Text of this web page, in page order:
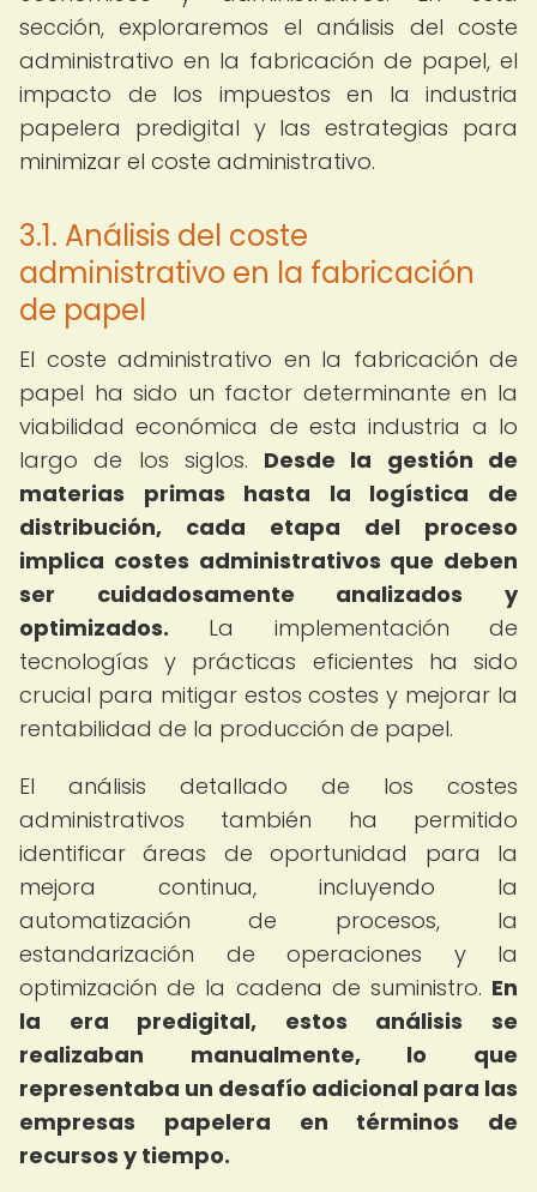
sección, exploraremos el análisis del coste
administrativo en la fabricación de papel, el
impacto de los impuestos en la industria
papelera predigital y las estrategias para
minimizar el coste administrativo.
3.1. Análisis del coste
administrativo en la fabricación
de papel
El coste administrativo en la fabricación de
papel ha sido un factor determinante en la
viabilidad económica de esta industria a lo
largo de los siglos. Desde la gestión de
materias primas hasta la logística de
distribución, cada etapa del proceso
implica costes administrativos que deben
ser cuidadosamente analizados y
optimizados. La implementación de
tecnologías y prácticas eficientes ha sido
crucial para mitigar estos costes y mejorar la
rentabilidad de la producción de papel.
El análisis detallado de los costes
administrativos también ha permitido
identificar áreas de oportunidad para la
mejora continua, incluyendo la
automatización de procesos, la
estandarización de operaciones y la
optimización de la cadena de suministro. En
la era predigital, estos análisis se
realizaban manualmente, lo que
representaba un desafío adicional para las
empresas papelera en términos de
recursos y tiempo.